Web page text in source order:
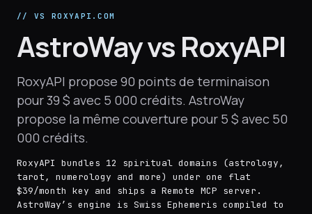
// VS ROXYAPI.COM
AstroWay vs RoxyAPI
RoxyAPI propose 90 points de terminaison
pour 39 $ avec 5 000 crédits. AstroWay
propose la même couverture pour 5 $ avec 50
000 crédits.
RoxyAPI bundles 12 spiritual domains (astrology,
tarot, numerology and more) under one flat
$39/month key and ships a Remote MCP server.
AstroWay’s engine is Swiss Ephemeris compiled to